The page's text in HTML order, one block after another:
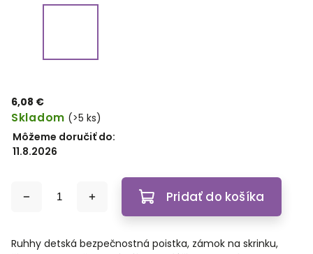
6,08 €
Skladom (>5 ks)
Môžeme doručiť do:
11.8.2026
Pridať do košíka
Ruhhy detská bezpečnostná poistka, zámok na skrinku,